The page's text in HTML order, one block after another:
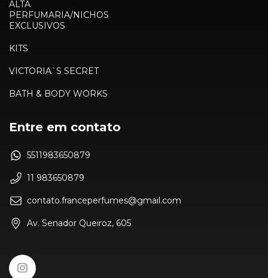
ALTA
PERFUMARIA/NICHOS
EXCLUSIVOS
KITS
VICTORIA`S SECRET
BATH & BODY WORKS
Entre em contato
5511983650879
11 983650879
contato.franceperfumes@gmail.com
Av. Senador Queiroz, 605